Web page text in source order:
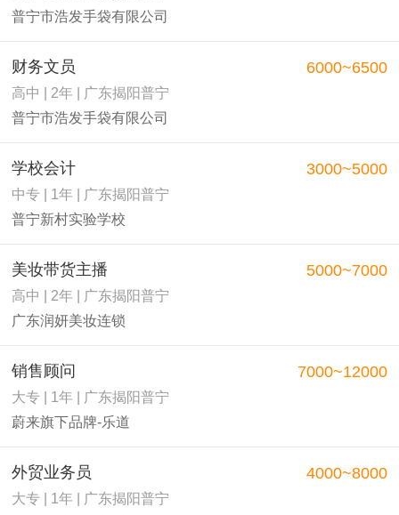
普宁市浩发手袋有限公司
财务文员
高中 | 2年 | 广东揭阳普宁
普宁市浩发手袋有限公司
6000~6500
学校会计
中专 | 1年 | 广东揭阳普宁
普宁新村实验学校
3000~5000
美妆带货主播
高中 | 2年 | 广东揭阳普宁
广东润妍美妆连锁
5000~7000
销售顾问
大专 | 1年 | 广东揭阳普宁
蔚来旗下品牌-乐道
7000~12000
外贸业务员
大专 | 1年 | 广东揭阳普宁
4000~8000